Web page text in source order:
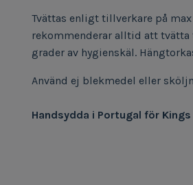
Tvättas enligt tillverkare på max
rekommenderar alltid att
grader av hygienskäl.
Använd ej blekmedel eller
Handsydda i Portugal för